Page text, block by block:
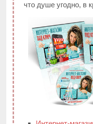
что душе угодно, в